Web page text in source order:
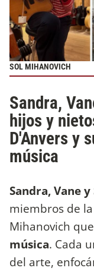
SOL MIHANOVICH
Sandra,
hijos y
D'Anvers y
música
Sandra, Vane
miembros de
Mihanovich que
música. Cada
del arte,